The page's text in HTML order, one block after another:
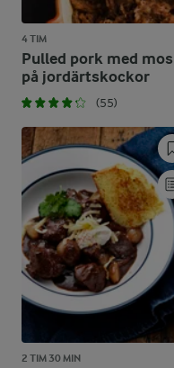
4 TIM
Pulled pork med mos
på jordärtskockor
(55)
2 TIM 30 MIN